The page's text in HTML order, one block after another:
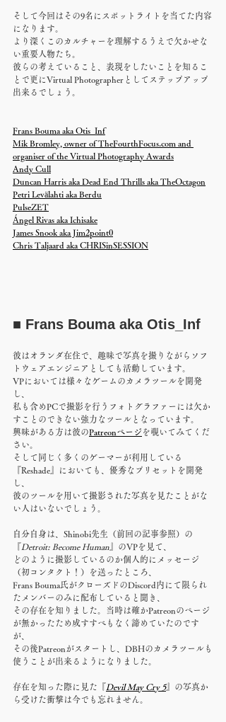
そして今回はその9名にスポットライトを当てた内容
になります。
より深くこのカルチャーを理解するうえで欠かせな
い重要人物たち。
彼らの考えていること、表現をしたいことを知るこ
とで更にVirtual Photographerとしてステップアップ
出来るでしょう。
Frans Bouma aka Otis_Inf
Mik Bromley, owner of TheFourthFocus.com and
organiser of the Virtual Photography Awards
Andy Cull
Duncan Harris aka Dead End Thrills aka TheOctagon
Petri Levälahti aka Berdu
PulseZET
Ángel Rivas aka Ichisake
James Snook aka Jim2point0
Chris Taljaard aka CHRISinSESSION
■ Frans Bouma aka Otis_Inf
彼はオランダ在住で、趣味で写真を撮りながらソフ
トウェアエンジニアとしても活動しています。
VPにおいては様々なゲームのカメラツールを開発
し、
私も含めPCで撮影を行うフォトグラファーには欠か
すことのできない強力なツールとなっています。
興味がある方は彼のPatreonページ を覗いてみてくだ
さい。
そして同じく多くのゲーマーが利用している
『Reshade』においても、優秀なプリセットを開発
し、
彼のツールを用いて撮影された写真を見たことがな
い人はいないでしょう。
自分自身は、Shinobi先生（前回の記事参照）の
『Detroit: Become Human 』のVPを見て、
どのように撮影しているのか個人的にメッセージ
（初コンタクト！）を送ったところ、
Frans Bouma氏がクローズドのDiscord内にて限られ
たメンバーのみに配布していると聞き、
その存在を知りました。当時は確かPatreonのページ
が無かったため成すすべもなく諦めていたのです
が、
その後Patreonがスタートし、DBHのカメラツールも
使うことが出来るようになりました。
存在を知った際に見た『Devil May Cry 5』の写真か
ら受けた衝撃は今でも忘れません。